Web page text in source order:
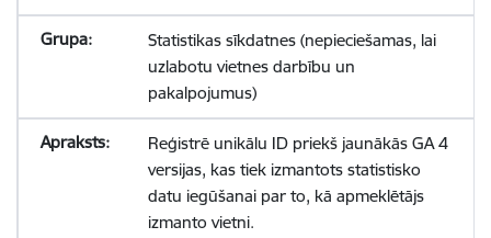
Statistikas sīkdatnes (nepieciešamas, lai
uzlabotu vietnes darbību un
pakalpojumus)
Reģistrē unikālu ID priekš jaunākās GA 4
versijas, kas tiek izmantots statistisko
datu iegūšanai par to, kā apmeklētājs
izmanto vietni.